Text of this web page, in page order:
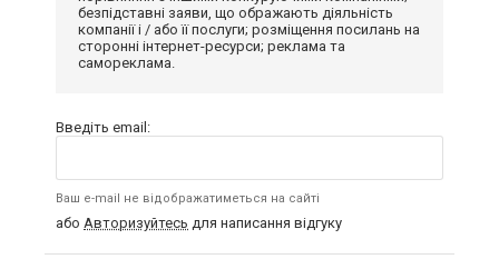
безпідставні заяви, що ображають діяльність
компанії і / або її послуги; розміщення посилань на
сторонні інтернет-ресурси; реклама та
самореклама.
Введіть email:
Ваш e-mail не відображатиметься на сайті
або Авторизуйтесь для написання відгуку